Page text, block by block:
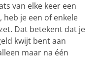
van elke keer een
je een of enkele
Dat betekent dat je
kwijt bent aan
maar na één